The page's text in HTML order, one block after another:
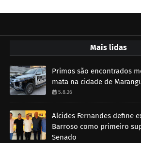
Mais lidas
Primos são encontrados
mata na cidade de
5.8.26
Alcides Fernandes define
Barroso como primeiro
Senado